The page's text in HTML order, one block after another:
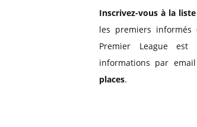
Inscrivez-vous à la
les premiers
Premier League est
informations par
places.